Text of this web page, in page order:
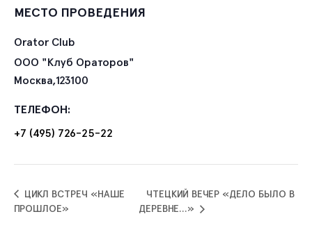
МЕСТО ПРОВЕДЕНИЯ
Orator Club
ООО "Клуб Ораторов"
Москва,123100
ТЕЛЕФОН:
+7 (495) 726-25-22
ЦИКЛ ВСТРЕЧ «НАШЕ
ПРОШЛОЕ»
ЧТЕЦКИЙ ВЕЧЕР «ДЕЛО БЫЛО В
ДЕРЕВНЕ…»